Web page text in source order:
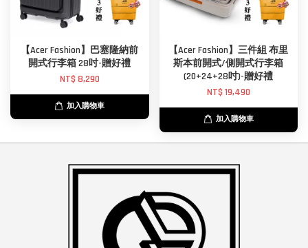
【Acer Fashion】巴塞隆納前
開式行李箱 28吋-贈好禮
NT$ 8,290
加入購物車
【Acer Fashion】三件組 布里
斯本前開式/側開式行李箱
(20+24+28吋)-贈好禮
NT$ 19,490
加入購物車